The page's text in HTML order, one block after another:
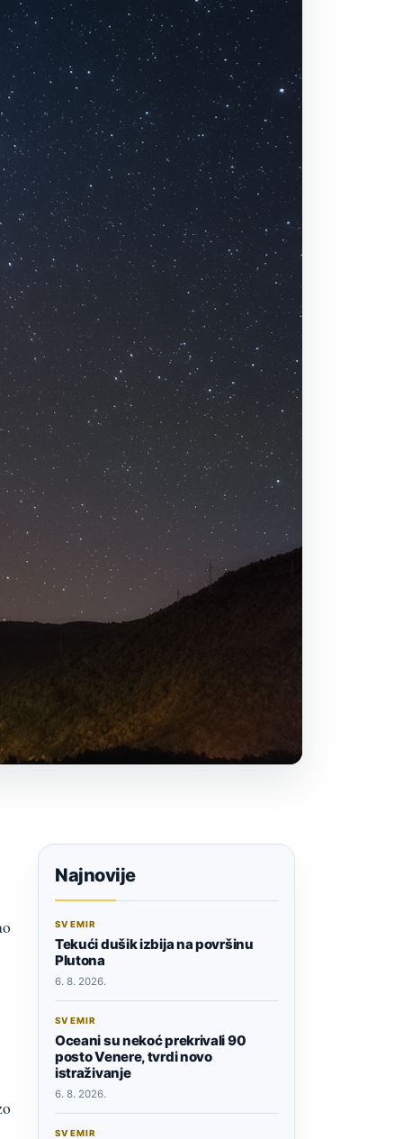
Najnovije
SVEMIR
Tekući dušik izbija na površinu
Plutona
6. 8. 2026.
SVEMIR
Oceani su nekoć prekrivali 90
posto Venere, tvrdi novo
istraživanje
6. 8. 2026.
SVEMIR